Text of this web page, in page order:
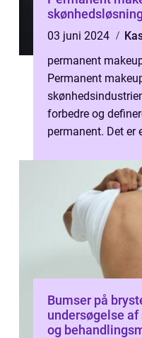
skønhedsløsning
03 juni 2024
permanent
Permanent
forbedre og
permanent. Det er
Bumser på
undersøgelse
og